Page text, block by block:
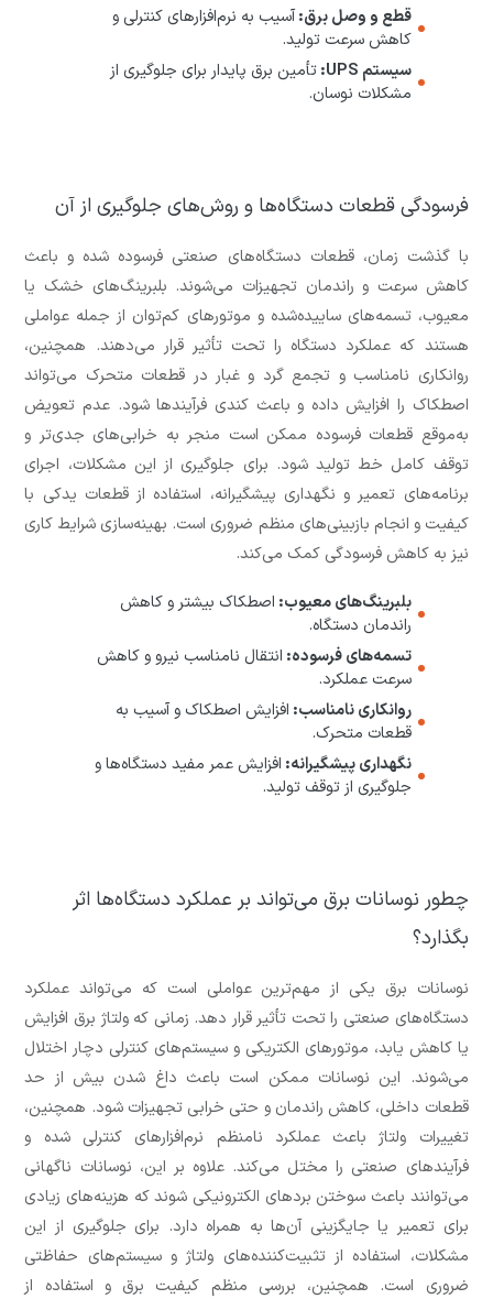
قطع و وصل برق:آسیب به نرم‌افزارهای کنترلی و
کاهش سرعت تولید.
سیستم UPS:
تأمین برق پایدار برای جلوگیری از
مشکلات نوسان.
فرسودگی قطعات دستگاه‌ها و روش‌های جلوگیری از آن
با گذشت زمان، قطعات دستگاه‌های صنعتی فرسوده شده و باعث
کاهش سرعت و راندمان تجهیزات می‌شوند. بلبرینگ‌های خشک یا
معیوب، تسمه‌های ساییده‌شده و موتورهای کم‌توان از جمله عواملی
هستند که عملکرد دستگاه را تحت تأثیر قرار می‌دهند. همچنین،
روانکاری نامناسب و تجمع گرد و غبار در قطعات متحرک می‌تواند
اصطکاک را افزایش داده و باعث کندی فرآیندها شود. عدم تعویض
به‌موقع قطعات فرسوده ممکن است منجر به خرابی‌های جدی‌تر و
توقف کامل خط تولید شود. برای جلوگیری از این مشکلات، اجرای
برنامه‌های تعمیر و نگهداری پیشگیرانه، استفاده از قطعات یدکی با
کیفیت و انجام بازبینی‌های منظم ضروری است. بهینه‌سازی شرایط کاری
نیز به کاهش فرسودگی کمک می‌کند.
بلبرینگ‌های معیوب: اصطکاک بیشتر و کاهش
راندمان دستگاه.
تسمه‌های فرسوده: انتقال نامناسب نیرو و کاهش
سرعت عملکرد.
روانکاری نامناسب: افزایش اصطکاک و آسیب به
قطعات متحرک.
نگهداری پیشگیرانه: افزایش عمر مفید دستگاه‌ها و
جلوگیری از توقف تولید.
چطور نوسانات برق می‌تواند بر عملکرد دستگاه‌ها اثر
بگذارد؟
نوسانات برق یکی از مهم‌ترین عواملی است که می‌تواند عملکرد
دستگاه‌های صنعتی را تحت تأثیر قرار دهد. زمانی که ولتاژ برق افزایش
یا کاهش یابد، موتورهای الکتریکی و سیستم‌های کنترلی دچار اختلال
می‌شوند. این نوسانات ممکن است باعث داغ شدن بیش از حد
قطعات داخلی، کاهش راندمان و حتی خرابی تجهیزات شود. همچنین،
تغییرات ولتاژ باعث عملکرد نامنظم نرم‌افزارهای کنترلی شده و
فرآیندهای صنعتی را مختل می‌کند. علاوه بر این، نوسانات ناگهانی
می‌توانند باعث سوختن بردهای الکترونیکی شوند که هزینه‌های زیادی
برای تعمیر یا جایگزینی آن‌ها به همراه دارد. برای جلوگیری از این
مشکلات، استفاده از تثبیت‌کننده‌های ولتاژ و سیستم‌های حفاظتی
ضروری است. همچنین، بررسی منظم کیفیت برق و استفاده از